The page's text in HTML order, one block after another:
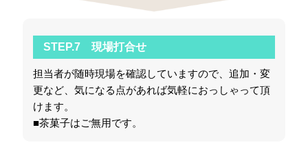
STEP.7 現場打合せ
担当者が随時現場を確認していますので、追加・変
更など、気になる点があれば気軽におっしゃって頂
けます。
■茶菓子はご無用です。